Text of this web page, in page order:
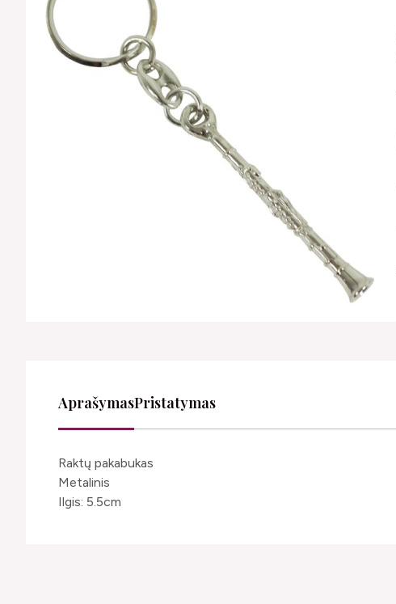
AprašymasPristatymas
Raktų pakabukas
Metalinis
Ilgis: 5.5cm